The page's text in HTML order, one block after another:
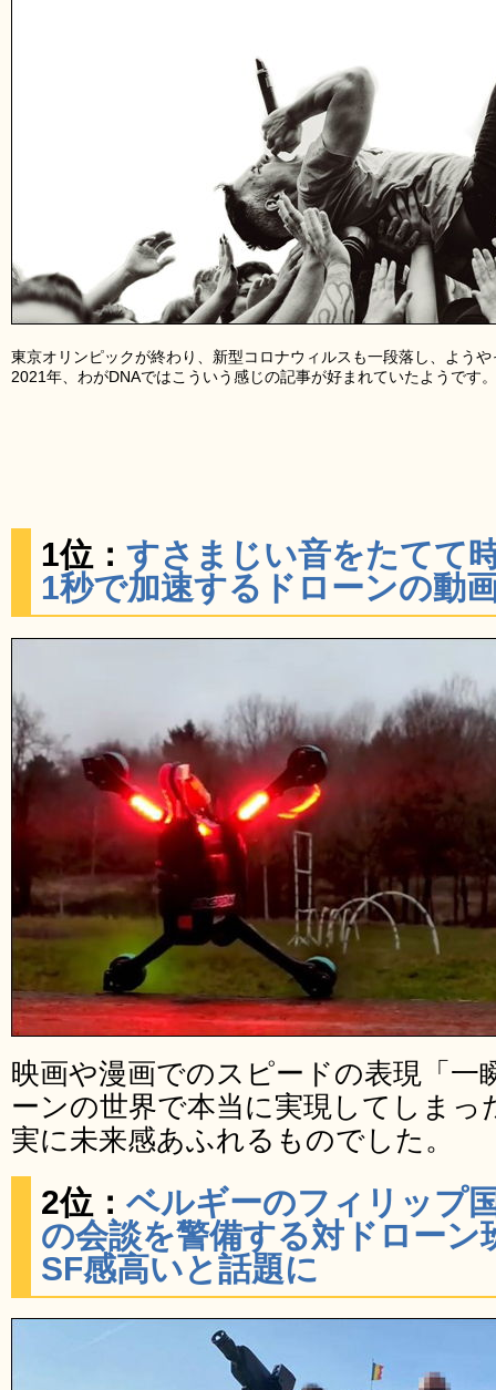
東京オリンピックが終わり、新型コロナウィルスも一段落し、よう
2021年、わがDNAではこういう感じの記事が好まれていたようです。
1位：すさまじい音をたてて
1秒で加速するドローンの動
映画や漫画でのスピードの表現「一
ーンの世界で本当に実現してしま
実に未来感あふれるものでした。
2位：ベルギーのフィリップ
の会談を警備する対ドロー
SF感高いと話題に